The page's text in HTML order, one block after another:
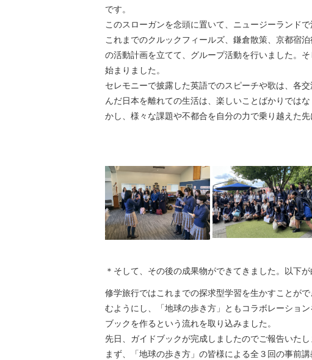
です。
このスローガンを念頭に置いて、ニュージーランド
これまでのクルックフィールズ、鎌倉散策、京都宿
の活動計画を立てて、グループ活動を行いました。
始まりました。
セレモニーで披露した英語でのスピーチや歌は、各
んだ日本を離れての生活は、楽しいことばかりでは
かし、様々な課題や不都合を自分の力で乗り越えた
＊そして、その後の成果物ができてきました。以下が
修学旅行ではこれまでの探求型学習を生かすことが
むようにし、「地球の歩き方」ともコラボレーショ
ブックを作るという流れを取り込みました。
先日、ガイドブックが完成しましたのでご報告いたし
まず、「地球の歩き方」の皆様による全３回の事前講